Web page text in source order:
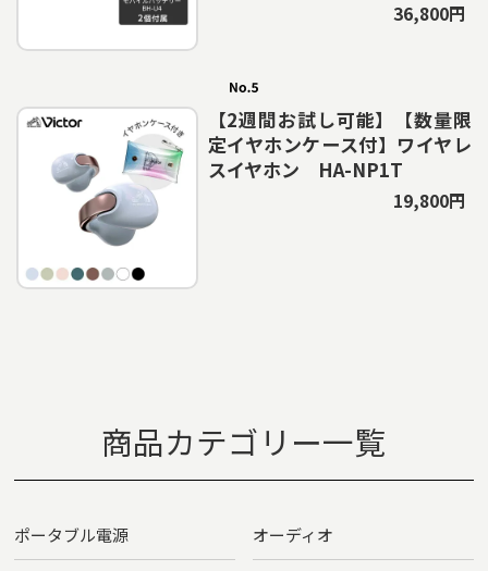
36,800円
【2週間お試し可能】【数量限
定イヤホンケース付】ワイヤレ
スイヤホン HA-NP1T
19,800円
商品カテゴリー一覧
ポータブル電源 オーディオ